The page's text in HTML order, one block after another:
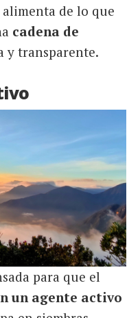
alimenta de lo que
cadena de
y transparente.
para que el
un agente activo